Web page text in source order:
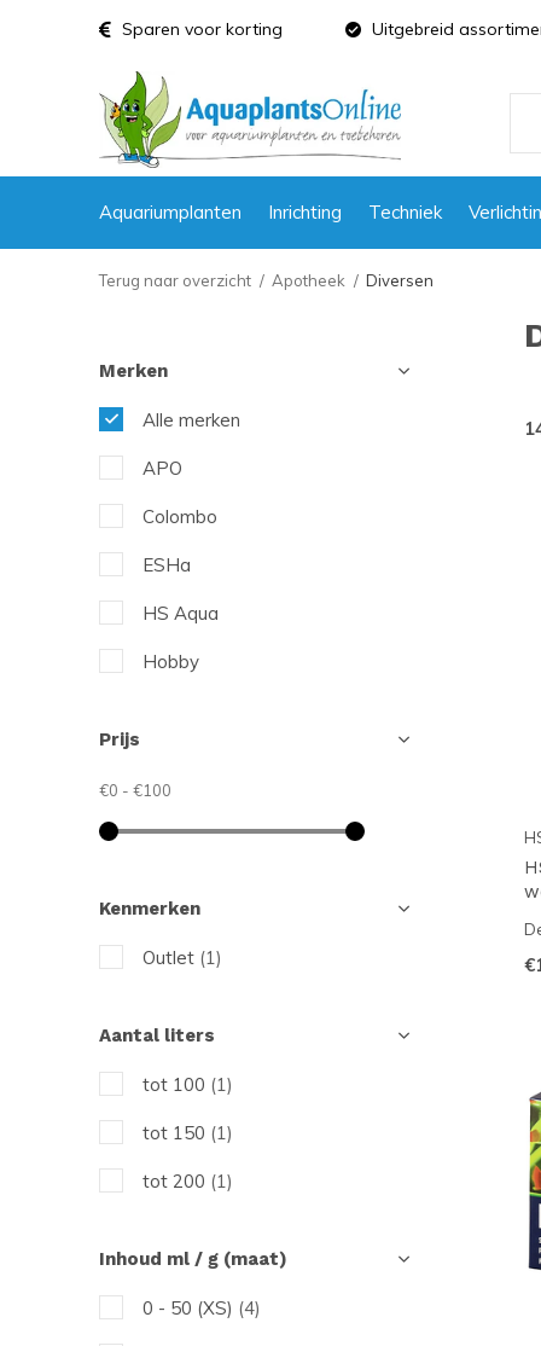
Aquariumplanten Inrichting Techniek
Sparen voor korting Uitgebreid
Terug naar overzicht Apotheek Diversen
Merken
Alle merken
APO
Colombo
ESHa
HS Aqua
Hobby
Twinstar
Prijs
€0 - €100
Kenmerken
Outlet (1)
Aantal liters
tot 100 (1)
tot 150 (1)
tot 200 (1)
Inhoud ml / g (maat)
0 - 50 (XS) (4)